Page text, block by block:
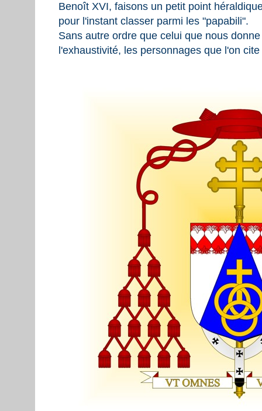
Benoît XVI, faisons un petit point
pour l'instant classer parmi les "papabili".
Sans autre ordre que celui que nous
l'exhaustivité, les personnages que l'on